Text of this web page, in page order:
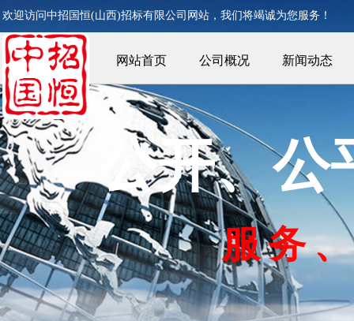
欢迎访问中招国恒(山西)招标有限公司网站，我们将竭诚为您服务！
网站首页 公司概况 新闻动态
公开、公
服务